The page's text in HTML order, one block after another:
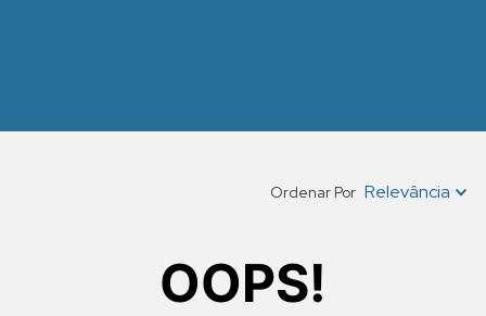
Ordenar Por Relevância
OOPS!